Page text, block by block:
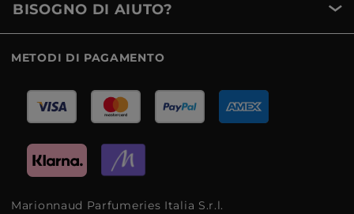
BISOGNO DI AIUTO?
METODI DI PAGAMENTO
Marionnaud Parfumeries Italia S.r.l.